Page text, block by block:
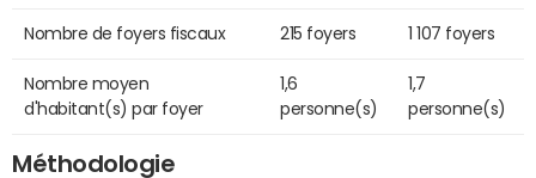
Nombre de foyers fiscaux 215 foyers 1 107 foyers
Nombre moyen
d'habitant(s) par foyer
1,6
personne(s)
1,7
personne(s)
Méthodologie